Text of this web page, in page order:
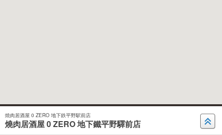
焼肉居酒屋 0 ZERO 地下鉄平野駅前店
燒肉居酒屋 0 ZERO 地下鐵平野驛前店